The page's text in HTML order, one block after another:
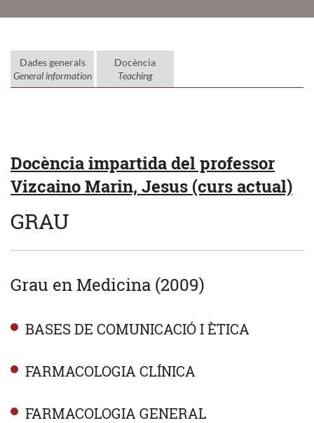
Dades generals
General information
Docència
Teaching
Docència impartida del professor
Vizcaino Marin, Jesus (curs actual)
GRAU
Grau en Medicina (2009)
BASES DE COMUNICACIÓ I ÈTICA
FARMACOLOGIA CLÍNICA
FARMACOLOGIA GENERAL